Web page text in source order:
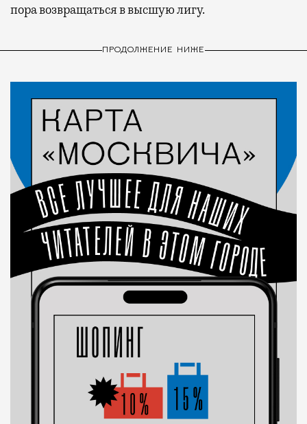
пора возвращаться в высшую лигу.
ПРОДОЛЖЕНИЕ НИЖЕ